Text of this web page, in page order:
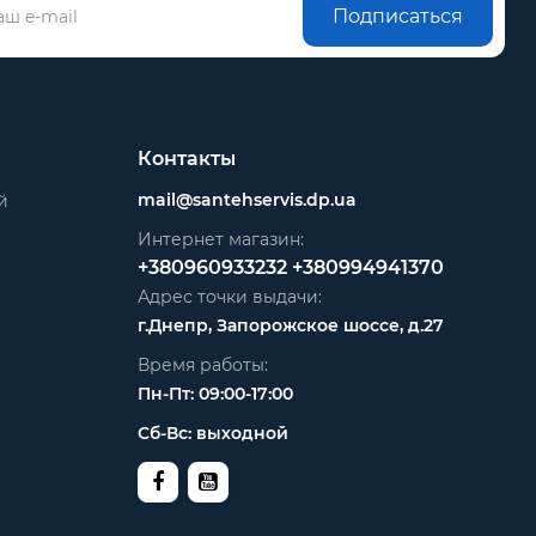
Подписаться
Контакты
mail@santehservis.dp.ua
Интернет магазин:
+380960933232 +380994941370
Адрес точки выдачи:
г.Днепр, Запорожское шоссе, д.27
Время работы:
Пн-Пт: 09:00-17:00
Сб-Вс: выходной